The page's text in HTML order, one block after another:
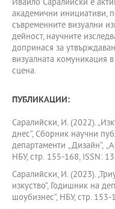
Ивайло Саралийски е
академични инициативи,
съвременните визуални
дейност, научните
допринася за
визуалната комуникация
сцена.
ПУБЛИКАЦИИ:
Саралийски, И. (2022).
днес“, Сборник научни
департаменти „Дизайн“,
НБУ, стр. 155-168, ISSN:
Саралийски, И. (2023).
изкуство“, Годишник на
шоубизнес“, НБУ, стр.